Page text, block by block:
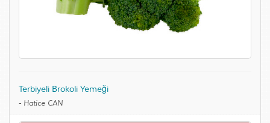
Terbiyeli Brokoli Yemeği
- Hatice CAN